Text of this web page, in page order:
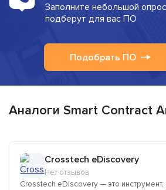
Заполните небольшой
подберут для вас ПО
Подобрать ПО
Аналоги Smart Contract
Crosstech eDiscovery
Нет отзывов
Crosstech eDiscovery — это